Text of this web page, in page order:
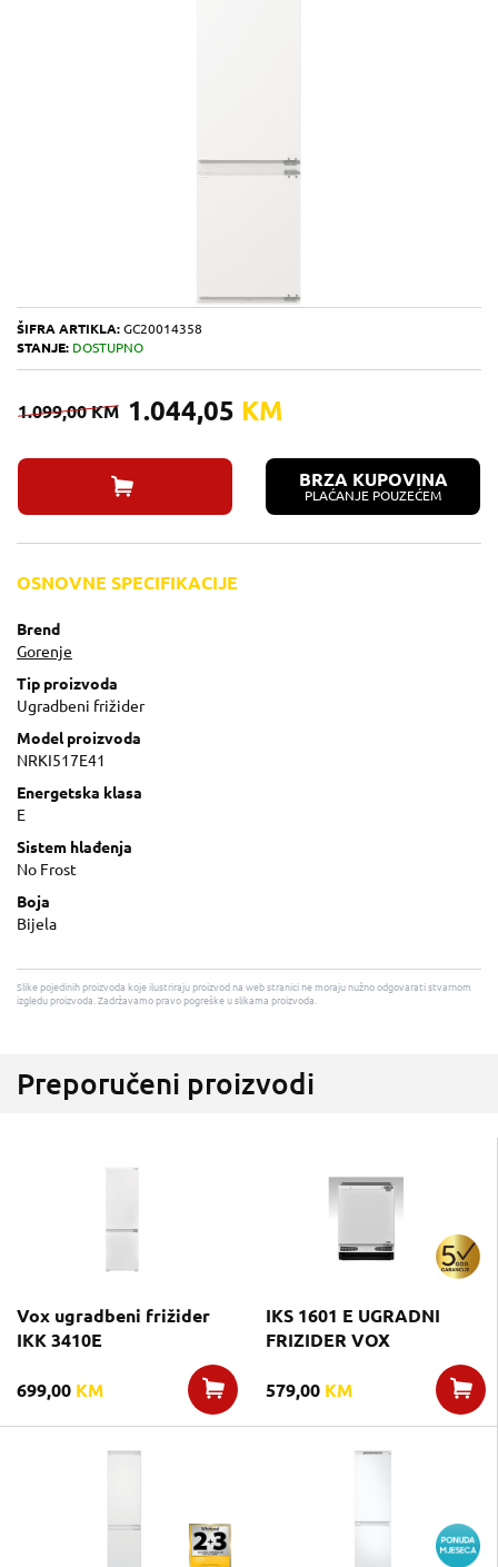
ŠIFRA ARTIKLA: GC20014358
STANJE: DOSTUPNO
1.099,00KM 1.044,05 KM
BRZA KUPOVINA
PLAĆANJE POUZEĆEM
OSNOVNE SPECIFIKACIJE
Brend
Gorenje
Tip proizvoda
Ugradbeni frižider
Model proizvoda
NRKI517E41
Energetska klasa
E
Sistem hlađenja
No Frost
Boja
Bijela
Slike pojedinih proizvoda koje ilustriraju proizvod na web stranici ne moraju nužno odgovarati stvarnom
izgledu proizvoda. Zadržavamo pravo pogreške u slikama proizvoda.
Preporučeni proizvodi
Vox ugradbeni frižider
IKK 3410E
699,00 KM
IKS 1601 E UGRADNI
FRIZIDER VOX
579,00 KM